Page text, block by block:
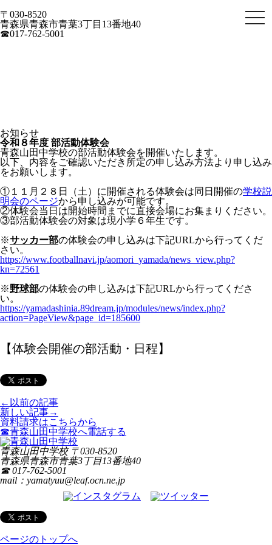
〒030-8520
青森県青森市青葉3丁目13番地40
☎017-762-5001
お知らせ
令和８年度 部活動体験会
青森山田中学校の部活動体験会を開催いたします。
以下、内容をご確認いただき所定の申し込み方法より申し込み
をお願いします。
①１１月２８日（土）に開催される体験会は同日開催の学校説
明会のページから申し込みが可能です。
②体験会当日は開始時間までに直接会場にお集まりください。
③部活動体験会の対象は現小学６年生です。
※サッカー部の体験会の申し込みは下記URLから行ってくだ
さい。
https://www.footballnavi.jp/aomori_yamada/news_view.php?
kn=72561
※野球部の体験会の申し込みは下記URLから行ってくださ
い。
https://yamadashinia.89dream.jp/modules/news/index.php?
action=PageView&page_id=185600
【体験会開催の部活動・日程】
←以前の記事
新しい記事→
資料請求はこちらから
☎青森山田中学校へ電話する
青森山田中学校〒030-8520
青森県青森市青葉3丁目13番地40
☎ 017-762-5001
mail：yamatyuu@leaf.ocn.ne.jp
ページのトップへ